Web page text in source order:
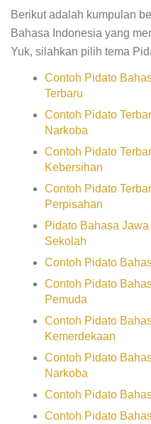
Berikut adalah kumpulan
Bahasa Indonesia yang
Yuk, silahkan pilih tema
Contoh Pidato
Terbaru
Contoh Pidato
Narkoba
Contoh Pidato
Kebersihan
Contoh Pidato
Perpisahan
Pidato Bahasa
Sekolah
Contoh Pidato
Contoh Pidato
Pemuda
Contoh Pidato
Kemerdekaan
Contoh Pidato
Narkoba
Contoh Pidato
Contoh Pidato